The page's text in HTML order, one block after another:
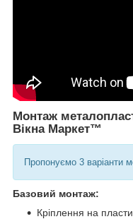
Монтаж
Вікна Маркет™
Пропонуємо 3 варіанти
Базовий монтаж:
Кріплення на